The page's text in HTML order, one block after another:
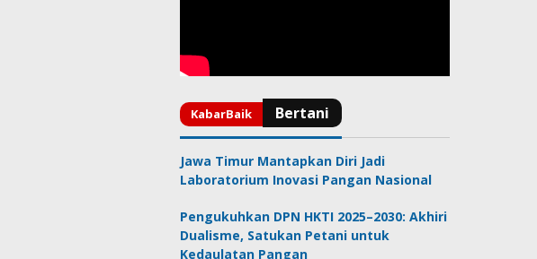
Jawa Timur Mantapkan Diri Jadi
Laboratorium Inovasi Pangan Nasional
Pengukuhkan DPN HKTI 2025–2030: Akhiri
Dualisme, Satukan Petani untuk
Kedaulatan Pangan